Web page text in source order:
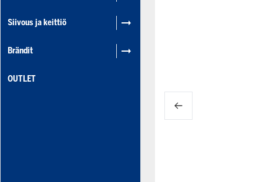
Siivous ja keittiö
Brändit
OUTLET